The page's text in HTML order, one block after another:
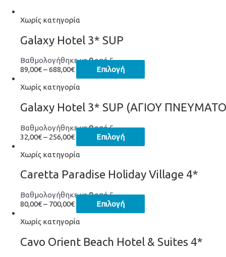
Χωρίς κατηγορία
Galaxy Hotel 3* SUP
Βαθμολογήθηκε με0από 5
89,00€–688,00€ Επιλογή
Χωρίς κατηγορία
Galaxy Hotel 3* SUP (ΑΓΙΟΥ
Βαθμολογήθηκε με0από 5
32,00€– 256,00€ Επιλογή
Χωρίς κατηγορία
Caretta Paradise Holiday Village 4*
Βαθμολογήθηκε με0από 5
80,00€– 700,00€ Επιλογή
Χωρίς κατηγορία
Cavo Orient Beach Hotel & Suites 4*